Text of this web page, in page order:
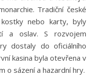
Tradiční české
nebo karty, byly
a oslav. S rozvojem
dostaly do oficiálního
kasina byla otevřena v
o sázení a hazardní hry.